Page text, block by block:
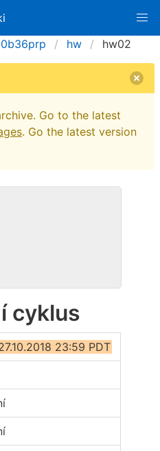
hw hw02
Go to the latest
. Go the latest version
cyklus
23:59 PDT